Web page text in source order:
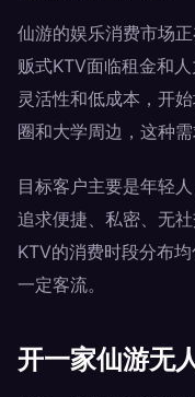
仙游的娱乐消费市场
贩式KTV面临租金和
灵活性和低成本，开
圈和大学周边，这种需
目标客户主要是年轻
追求便捷、私密、无
KTV的消费时段分布
一定客流。
开一家仙游无